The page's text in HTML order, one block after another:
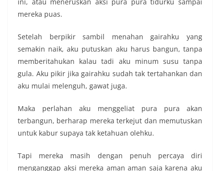
mereka puas.
Setelah berpikir sambil menahan gairahku yang
semakin naik, aku putuskan aku harus bangun, tanpa
memberitahukan kalau tadi aku minum susu tanpa
gula. Aku pikir jika gairahku sudah tak tertahankan dan
aku mulai melenguh, gawat juga.
Maka perlahan aku menggeliat pura pura akan
terbangun, berharap mereka terkejut dan memutuskan
untuk kabur supaya tak ketahuan olehku.
Tapi mereka masih dengan penuh percaya diri
menganggap aksi mereka aman aman saja karena aku